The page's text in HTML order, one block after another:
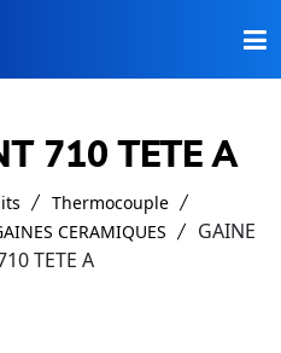
710 TETE A
Thermocouple
CERAMIQUES
GAINE
TETE A